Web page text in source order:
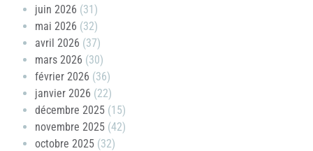
juin 2026 (31)
mai 2026 (32)
avril 2026 (37)
mars 2026 (30)
février 2026 (36)
janvier 2026 (22)
décembre 2025 (15)
novembre 2025 (42)
octobre 2025 (32)